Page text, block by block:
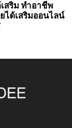
สริม ทำอาชีพ
ได้เสริมออนไลน์